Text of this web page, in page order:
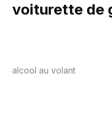
voiturette de
alcool au volant